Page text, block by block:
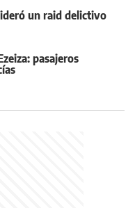
un raid delictivo
pasajeros